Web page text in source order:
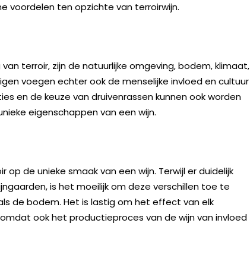
voordelen ten opzichte van terroirwijn.
terroir, zijn de natuurlijke omgeving, bodem, klimaat,
voegen echter ook de menselijke invloed en cultuur
en de keuze van druivenrassen kunnen ook worden
eigenschappen van een wijn.
op de unieke smaak van een wijn. Terwijl er duidelijk
is het moeilijk om deze verschillen toe te
de bodem. Het is lastig om het effect van elk
ook het productieproces van de wijn van invloed